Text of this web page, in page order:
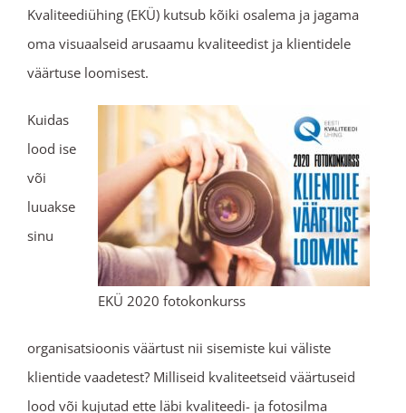
Kvaliteediühing (EKÜ) kutsub kõiki osalema ja jagama
oma visuaalseid arusaamu kvaliteedist ja klientidele
väärtuse loomisest.
EKÜ 2020 fotokonkurss
Kuidas
lood ise
või
luuakse
sinu
organisatsioonis väärtust nii sisemiste kui väliste
klientide vaadetest? Milliseid kvaliteetseid väärtuseid
lood või kujutad ette läbi kvaliteedi- ja fotosilma